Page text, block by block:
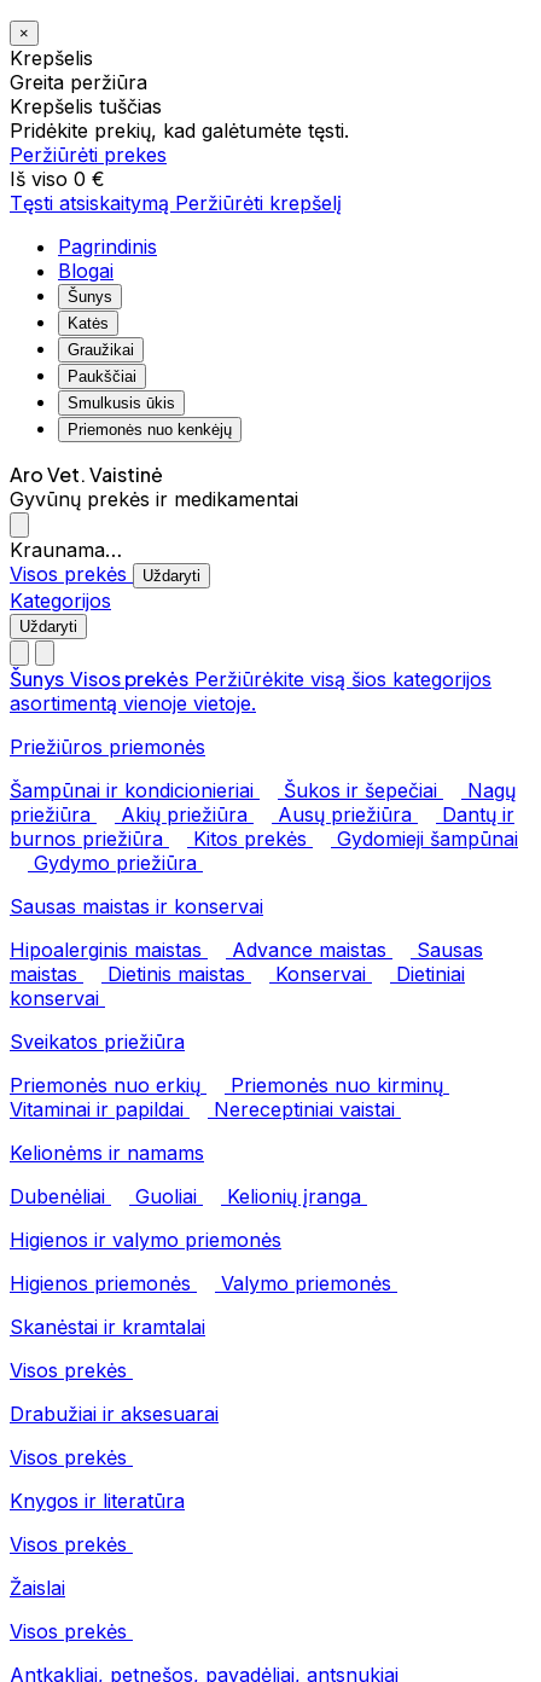
×
Krepšelis
Greita peržiūra
Krepšelis tuščias
Pridėkite prekių, kad galėtumėte tęsti.
Peržiūrėti prekes
Iš viso 0 €
Tęsti atsiskaitymą Peržiūrėti krepšelį
Pagrindinis
Blogai
Šunys
Katės
Graužikai
Paukščiai
Smulkusis ūkis
Priemonės nuo kenkėjų
Aro Vet. Vaistinė
Gyvūnų prekės ir medikamentai
Kraunama…
Visos prekės
Uždaryti
Kategorijos
Uždaryti
Šunys Visos prekės Peržiūrėkite visą šios kategorijos
asortimentą vienoje vietoje.
Priežiūros priemonės
Šampūnai ir kondicionieriai
Šukos ir šepečiai
Nagų
priežiūra
Akių priežiūra Ausų priežiūra
Dantų ir
burnos priežiūra
Kitos prekės
Gydomieji šampūnai
Gydymo priežiūra
Sausas maistas ir konservai
Hipoalerginis maistas
Advance maistas
Sausas
maistas
Dietinis maistas Konservai
Dietiniai
konservai
Sveikatos priežiūra
Priemonės nuo erkių
Priemonės nuo kirminų
Vitaminai ir papildai
Nereceptiniai vaistai
Kelionėms ir namams
Dubenėliai
Guoliai
Kelionių įranga
Higienos ir valymo priemonės
Higienos priemonės
Valymo priemonės
Skanėstai ir kramtalai
Visos prekės
Drabužiai ir aksesuarai
Visos prekės
Knygos ir literatūra
Visos prekės
Žaislai
Visos prekės
Antkakliai, petnešos, pavadėliai, antsnukiai